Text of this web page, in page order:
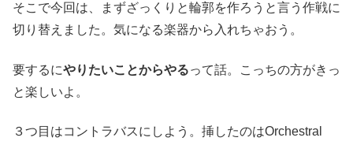
そこで今回は、まずざっくりと輪郭を作ろうと言う作戦に
切り替えました。気になる楽器から入れちゃおう。
要するにやりたいことからやるって話。こっちの方がきっ
と楽しいよ。
３つ目はコントラバスにしよう。挿したのはOrchestral